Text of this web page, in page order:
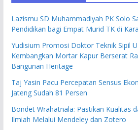
Lazismu SD Muhammadiyah PK Solo
Pendidikan bagi Empat Murid TK di
Yudisium Promosi Doktor Teknik Sipil
Kembangkan Mortar Kapur Berserat
Bangunan Heritage
Taj Yasin Pacu Percepatan Sensus
Jateng Sudah 81 Persen
Bondet Wrahatnala: Pastikan Kualitas
Ilmiah Melalui Mendeley dan Zotero